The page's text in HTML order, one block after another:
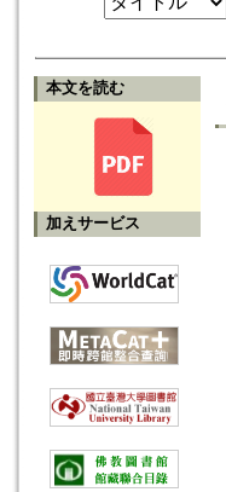
本文を読む
加えサービス